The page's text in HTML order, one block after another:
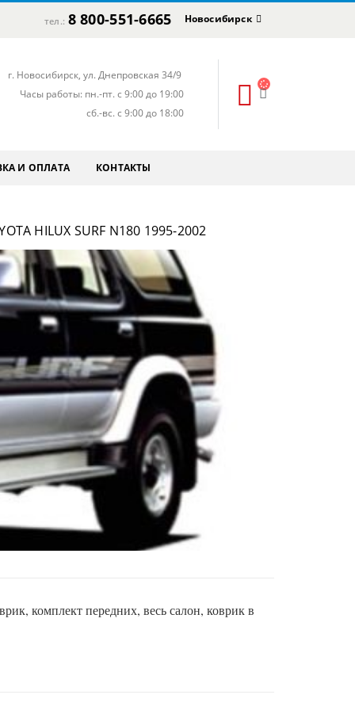
тел.: 8 800-551-6665 Новосибирск
г. Новосибирск, ул. Днепровская 34/9
Часы работы: пн.-пт. с 9:00 до 19:00
сб.-вс. с 9:00 до 18:00
И ОПЛАТА КОНТАКТЫ
HILUX SURF N180 1995-2002
комплект передних, весь салон, коврик в